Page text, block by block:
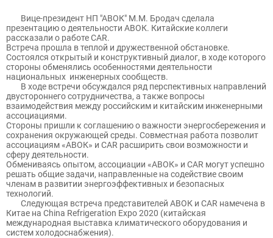
Вице-президент НП "АВОК" М.М. Бродач сделала
презентацию о деятельности АВОК. Китайские коллеги
рассказали о работе CAR.
Встреча прошла в теплой и дружественной обстановке.
Состоялся открытый и конструктивный диалог, в ходе которого
стороны обменялись особенностями деятельности
национальных инженерных сообществ.
В ходе встречи обсуждался ряд перспективных направлений
двустороннего сотрудничества, а также вопросы
взаимодействия между российским и китайским инженерными
ассоциациями.
Стороны пришли к соглашению о важности энергосбережения и
сохранения окружающей среды. Совместная работа позволит
ассоциациям «АВОК» и CAR расширить свои возможности и
сферу деятельности.
Обмениваясь опытом, ассоциации «АВОК» и CAR могут успешно
решать общие задачи, направленные на содействие своим
членам в развитии энергоэффективных и безопасных
технологий.
Следующая встреча представителей АВОК и CAR намечена в
Китае на China Refrigeration Expo 2020 (китайская
международная выставка климатического оборудования и
систем холодоснабжения).